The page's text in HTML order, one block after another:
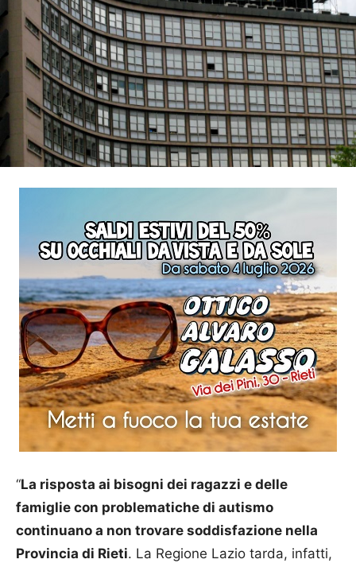
“La risposta ai bisogni dei ragazzi e delle
famiglie con problematiche di autismo
continuano a non trovare soddisfazione nella
Provincia di Rieti. La Regione Lazio tarda, infatti,